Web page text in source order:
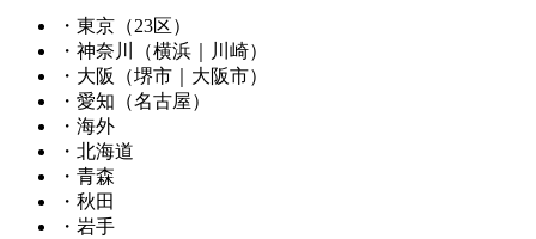
・東京（23区）
・神奈川（横浜｜川崎）
・大阪（堺市｜大阪市）
・愛知（名古屋）
・海外
・北海道
・青森
・秋田
・岩手